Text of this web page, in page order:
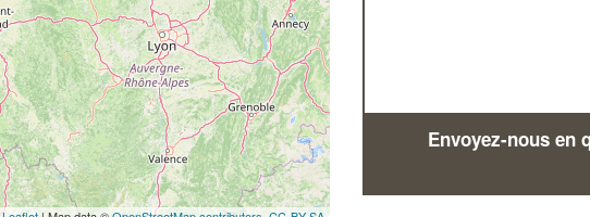
Envoyez-nous en